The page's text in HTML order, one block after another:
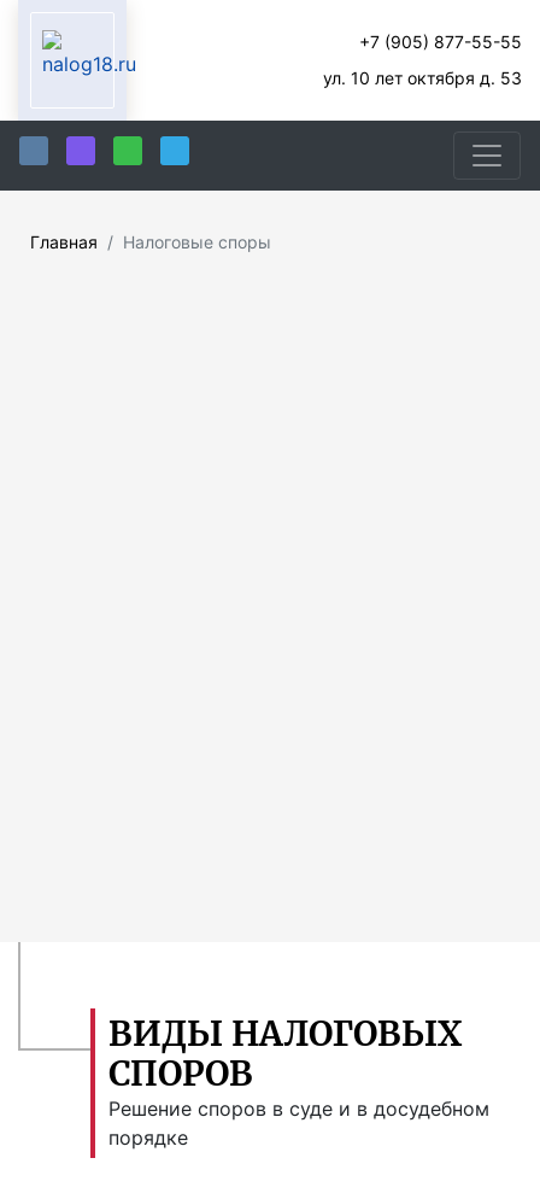
ул. 10 лет октября д. 53
+7 (905) 877-55-55
Главная Налоговые споры
ВИДЫ НАЛОГОВЫХ
СПОРОВ
Решение споров в суде и в досудебном
порядке